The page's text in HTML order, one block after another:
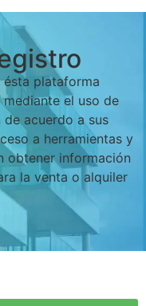
ésta plataforma
el uso de
acuerdo a sus
a herramientas y
obtener información
la venta o alquiler